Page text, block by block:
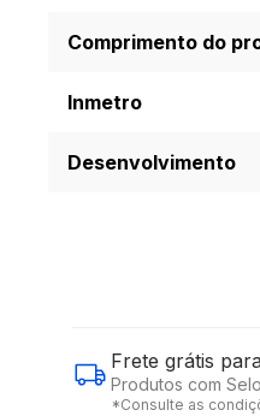
Comprimento do
Inmetro
Desenvolvimento
Frete grátis
Produtos com
*Consulte as